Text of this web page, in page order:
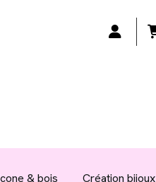
& bois Création bijoux